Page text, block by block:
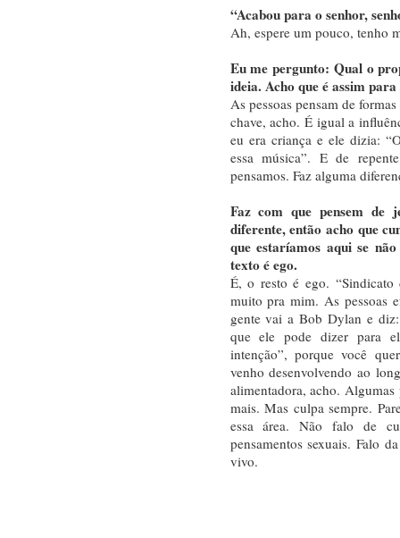
“Acabou para o senhor,
Ah, espere um pouco, tenho
Eu me pergunto: Qual o
ideia. Acho que é assim
As pessoas pensam de
chave, acho. É igual a
eu era criança e ele dizia:
essa música”. E de
pensamos. Faz alguma
Faz com que pensem de
diferente, então acho que
que estaríamos aqui se
texto é ego.
É, o resto é ego.
muito pra mim. As pessoas
gente vai a Bob Dylan e
que ele pode dizer para
intenção”, porque você
venho desenvolvendo ao
alimentadora, acho.
mais. Mas culpa sempre.
essa área. Não falo de
pensamentos sexuais. Falo
vivo.